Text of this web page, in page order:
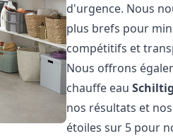
d'urgence. Nous
plus brefs pour
compétitifs et
Nous offrons
chauffe eau
nos résultats et
étoiles sur 5 pour